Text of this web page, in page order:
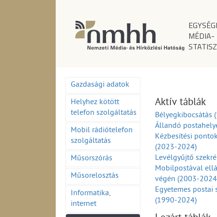
MÉDIA-
Gazdasági adatok
Helyhez kötött
telefon szolgáltatás
Mobil rádiótelefon
szolgáltatás
Műsorszórás
Műsorelosztás
Informatika,
internet
Aktív táblák
Bélyegkibocsátás
Állandó
Kézbesítési
(2023-2024)
Levélgyűjtő
Mobilpostával
végén (2003-
Egyetemes
(1990-2024)
Egyetemes postai